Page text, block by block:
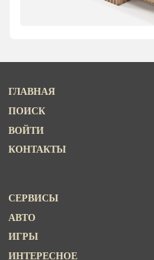
ГЛАВНАЯ
ПОИСК
ВОЙТИ
КОНТАКТЫ
СЕРВИСЫ
АВТО
ИГРЫ
ИНТЕРЕСНОЕ